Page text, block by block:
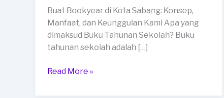
Buat Bookyear di Kota Sabang: Konsep,
Manfaat, dan Keunggulan Kami Apa yang
dimaksud Buku Tahunan Sekolah? Buku
tahunan sekolah adalah […]
Read More »